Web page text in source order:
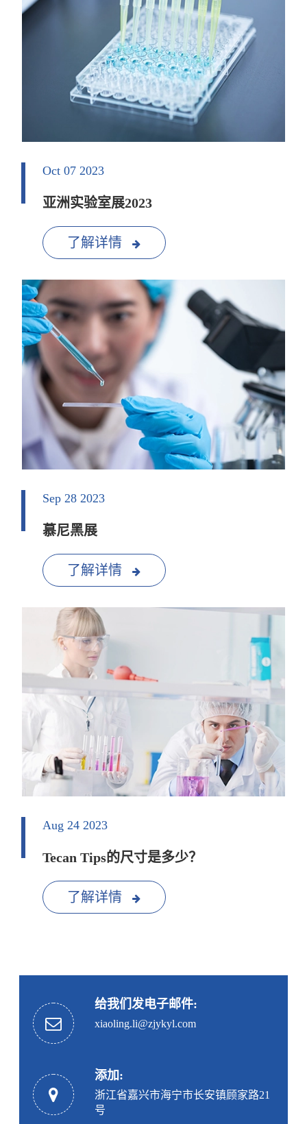
Oct 07 2023
亚洲实验室展2023
了解详情
Sep 28 2023
慕尼黑展
了解详情
Aug 24 2023
Tecan Tips的尺寸是多少？
了解详情
给我们发电子邮件:
xiaoling.li@zjykyl.com
添加:
浙江省嘉兴市海宁市长安镇顾家路21
号